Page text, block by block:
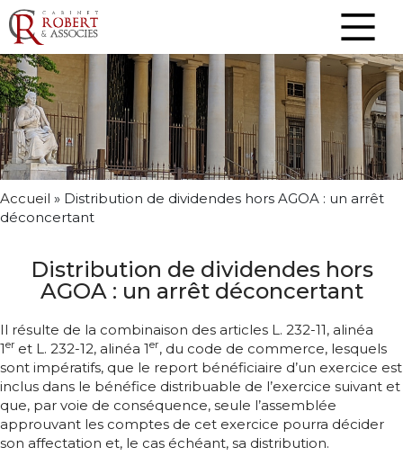
Accueil » Distribution de dividendes hors AGOA : un arrêt
déconcertant
Distribution de dividendes hors
AGOA : un arrêt déconcertant
Il résulte de la combinaison des articles L. 232-11, alinéa
1er et L. 232-12, alinéa 1er, du code de commerce, lesquels
sont impératifs, que le report bénéficiaire d’un exercice est
inclus dans le bénéfice distribuable de l’exercice suivant et
que, par voie de conséquence, seule l’assemblée
approuvant les comptes de cet exercice pourra décider
son affectation et, le cas échéant, sa distribution.